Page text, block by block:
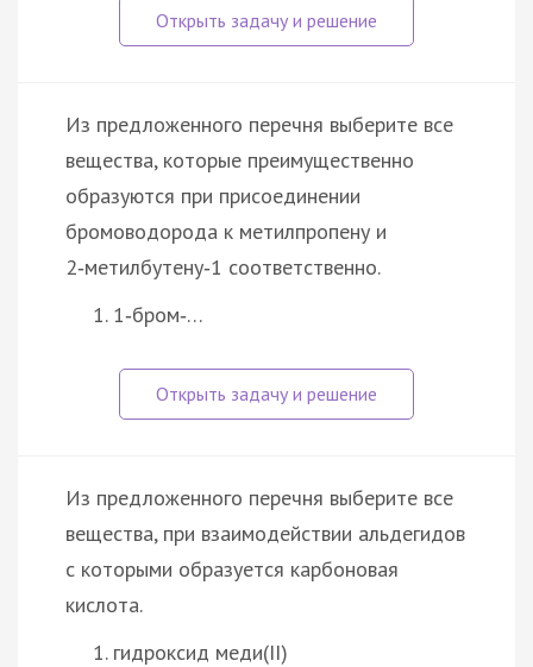
Из предложенного перечня выберите все
вещества, которые преимущественно
образуются при присоединении
бромоводорода к метилпропену и
2‑метилбутену‑1 соответственно.
1‑бром‑…
Из предложенного перечня выберите все
вещества, при взаимодействии альдегидов
с которыми образуется карбоновая
кислота.
гидроксид меди(II)